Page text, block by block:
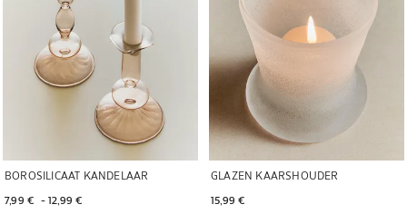
BOROSILICAAT KANDELAAR
7,99 € - 12,99 €
GLAZEN KAARSHOUDER
15,99 €